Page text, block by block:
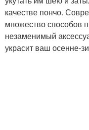
Убор по форме
качестве пончо.
множество способов
незаменимый
украсит ваш осенне-